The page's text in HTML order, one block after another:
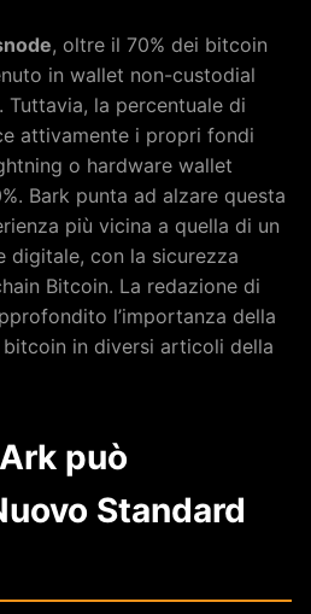
, oltre il 70% dei bitcoin
in wallet non-custodial
la percentuale di
attivamente i propri fondi
o hardware wallet
Bark punta ad alzare questa
più vicina a quella di un
digitale, con la sicurezza
Bitcoin. La redazione di
l’importanza della
in diversi articoli della
può
Standard